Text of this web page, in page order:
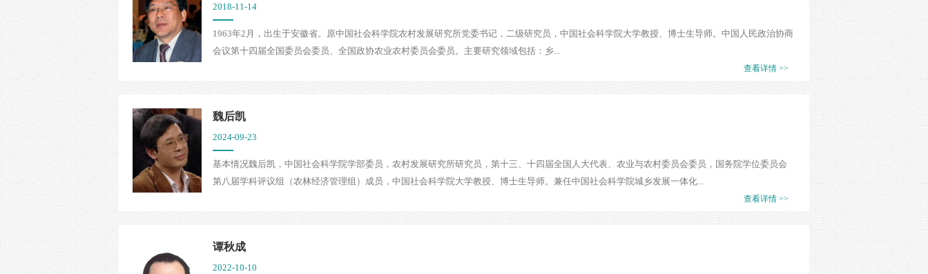
2018-11-14
1963年2月，出生于安徽省。原中国社会科学院农村发展研究所党委书记，二级研究员，中国社会科学院大学教授、博士生导师。中国人民政治协商
会议第十四届全国委员会委员、全国政协农业农村委员会委员。主要研究领域包括：乡...
查看详情 >>
魏后凯
2024-09-23
基本情况魏后凯，中国社会科学院学部委员，农村发展研究所研究员，第十三、十四届全国人大代表、农业与农村委员会委员，国务院学位委员会
第八届学科评议组（农林经济管理组）成员，中国社会科学院大学教授、博士生导师。兼任中国社会科学院城乡发展一体化...
查看详情 >>
谭秋成
2022-10-10